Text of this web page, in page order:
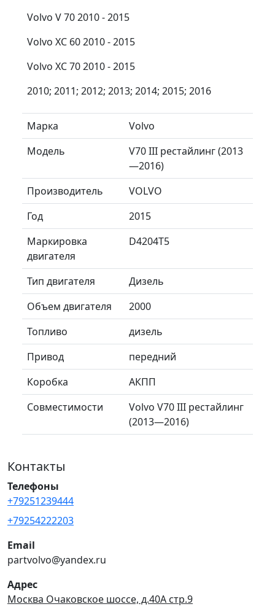
Volvo V 70 2010 - 2015
Volvo XC 60 2010 - 2015
Volvo XC 70 2010 - 2015
2010; 2011; 2012; 2013; 2014; 2015; 2016
Марка
Volvo
Модель
V70 III рестайлинг (2013
—2016)
Производитель
VOLVO
Год
2015
Маркировка
двигателя
D4204T5
Тип двигателя
Дизель
Объем двигателя
2000
Топливо
дизель
Привод
передний
Коробка
АКПП
Совместимости
Volvo V70 III рестайлинг
(2013—2016)
Контакты
Телефоны
+79251239444
+79254222203
Email
partvolvo@yandex.ru
Адрес
Москва Очаковское шоссе, д.40А стр.9